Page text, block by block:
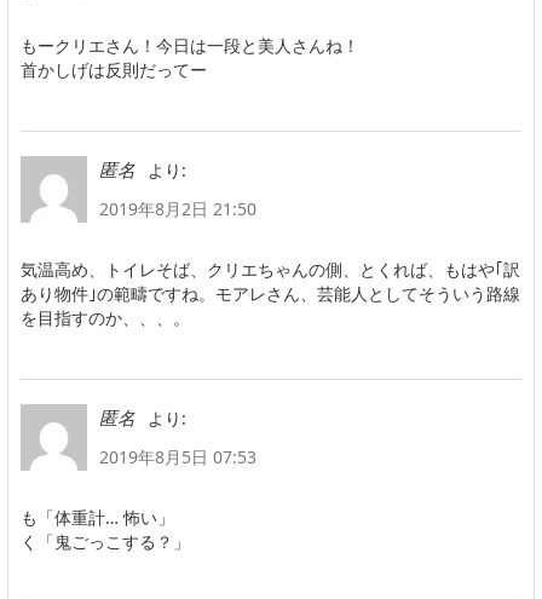
もークリエさん！今日は一段と美人さんね！
首かしげは反則だってー
匿名
より:
2019年8月2日 21:50
気温高め、トイレそば、クリエちゃんの側、とくれば、もはや｢訳
あり物件｣の範疇ですね。モアレさん、芸能人としてそういう路線
を目指すのか、、、。
匿名
より:
2019年8月5日 07:53
も「体重計… 怖い」
く「鬼ごっこする？」